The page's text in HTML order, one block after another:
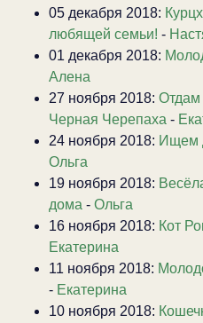
05 декабря 2018:
любящей семьи! -
01 декабря 2018:
Алена
27 ноября 2018: Отдам
Черная Черепаха -
24 ноября 2018: Ищем
Ольга
19 ноября 2018:
дома - Ольга
16 ноября 2018: Кот
Екатерина
11 ноября 2018:
- Екатерина
10 ноября 2018: